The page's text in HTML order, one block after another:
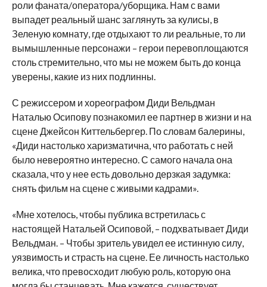
роли фаната/оператора/уборщика. Нам с вами
выпадет реальный шанс заглянуть за кулисы, в
Зеленую комнату, где отдыхают то ли реальные, то ли
вымышленные персонажи – герои перевоплощаются
столь стремительно, что мы не можем быть до конца
уверены, какие из них подлинны.
С режиссером и хореографом Диди Вельдман
Наталью Осипову познакомил ее партнер в жизни и на
сцене Джейсон Киттельбергер. По словам балерины,
«Диди настолько харизматична, что работать с ней
было невероятно интересно. С самого начала она
сказала, что у нее есть довольно дерзкая задумка:
снять фильм на сцене с живыми кадрами».
«Мне хотелось, чтобы публика встретилась с
настоящей Натальей Осиповой, – подхватывает Диди
Вельдман. – Чтобы зритель увидел ее истинную силу,
уязвимость и страсть на сцене. Ее личность настолько
велика, что превосходит любую роль, которую она